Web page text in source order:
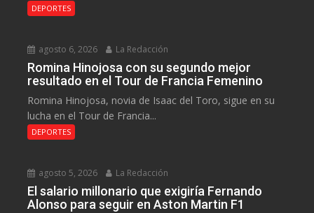
DEPORTES
agosto 6, 2026 La Redacción
Romina Hinojosa con su segundo mejor
resultado en el Tour de Francia Femenino
Romina Hinojosa, novia de Isaac del Toro, sigue en su
lucha en el Tour de Francia...
DEPORTES
agosto 5, 2026 La Redacción
El salario millonario que exigiría Fernando
Alonso para seguir en Aston Martin F1